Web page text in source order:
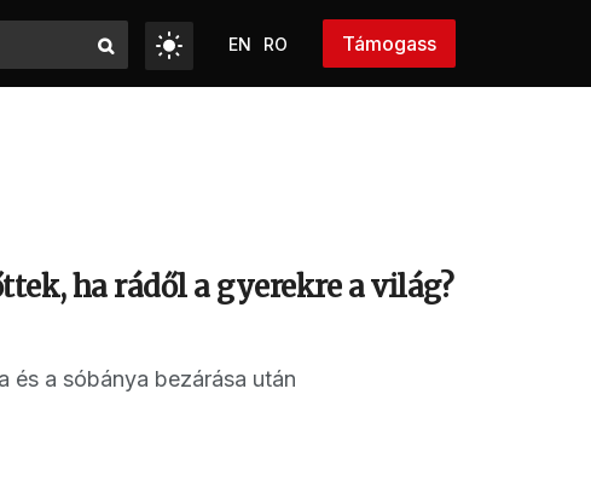
EN RO Támogass
ha rádől a gyerekre a világ?
és a sóbánya bezárása után